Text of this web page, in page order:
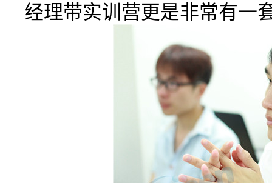
经理带实训营更是非常有一